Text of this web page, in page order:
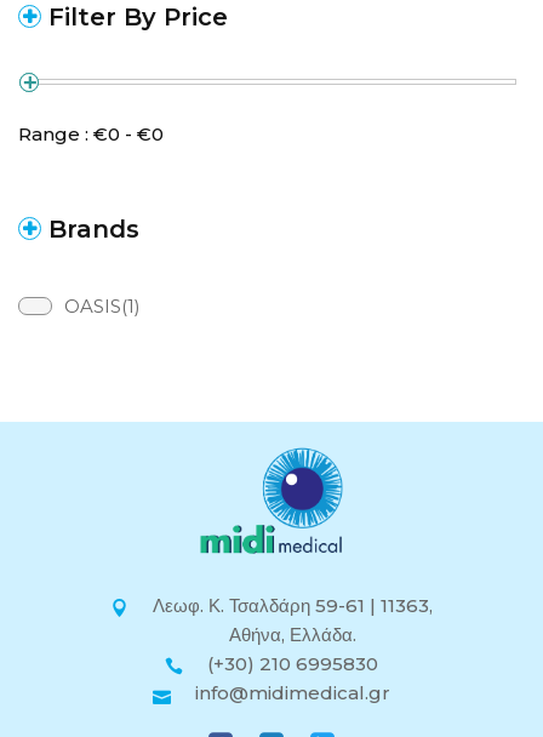
Filter By Price
Range : €0 - €0
Brands
OASIS(1)
Λεωφ. Κ. Τσαλδάρη 59-61 | 11363,
Αθήνα, Ελλάδα.
(+30) 210 6995830
info@midimedical.gr